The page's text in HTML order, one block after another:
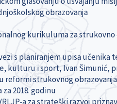
obrazovanja
kurikuluma za
s planiranjem upisa
kulturu i sport, Ivan Šimunić,
reformi strukovnog obrazovanja
2018. godinu
a za strateški razvoj